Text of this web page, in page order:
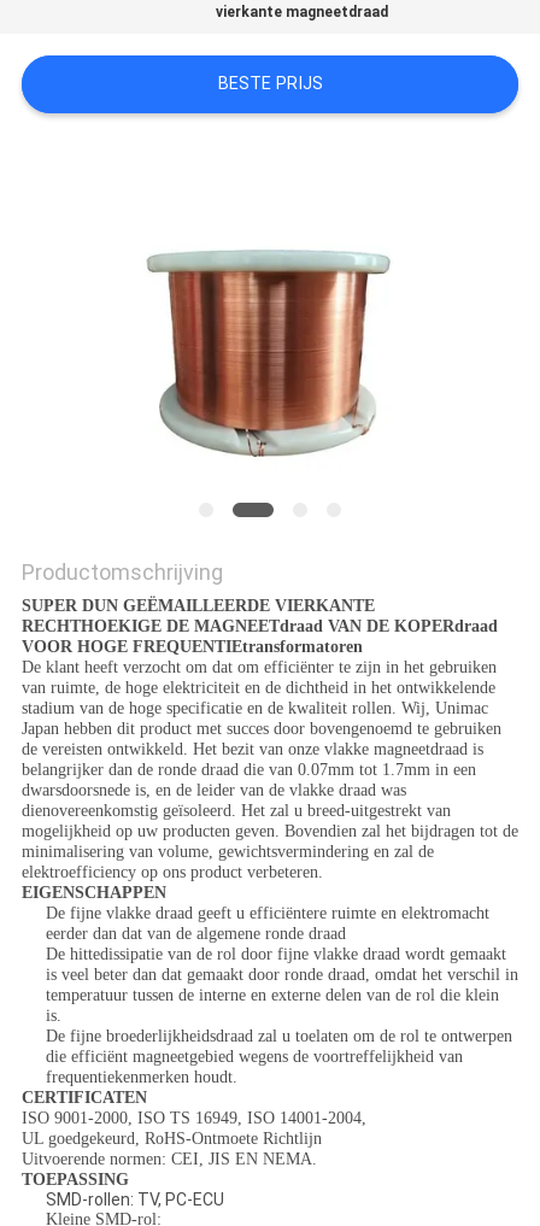
SITEMAP
PRIVACY
vierkante magneetdraad
BESTE PRIJS
Productomschrijving
SUPER DUN GEËMAILLEERDE VIERKANTE
RECHTHOEKIGE DE MAGNEETdraad VAN DE KOPERdraad
VOOR HOGE FREQUENTIEtransformatoren
De klant heeft verzocht om dat om efficiënter te zijn in het gebruiken
van ruimte, de hoge elektriciteit en de dichtheid in het ontwikkelende
stadium van de hoge specificatie en de kwaliteit rollen. Wij, Unimac
Japan hebben dit product met succes door bovengenoemd te gebruiken
de vereisten ontwikkeld. Het bezit van onze vlakke magneetdraad is
belangrijker dan de ronde draad die van 0.07mm tot 1.7mm in een
dwarsdoorsnede is, en de leider van de vlakke draad was
dienovereenkomstig geïsoleerd. Het zal u breed-uitgestrekt van
mogelijkheid op uw producten geven. Bovendien zal het bijdragen tot de
minimalisering van volume, gewichtsvermindering en zal de
elektroefficiency op ons product verbeteren.
EIGENSCHAPPEN
De fijne vlakke draad geeft u efficiëntere ruimte en elektromacht
eerder dan dat van de algemene ronde draad
De hittedissipatie van de rol door fijne vlakke draad wordt gemaakt
is veel beter dan dat gemaakt door ronde draad, omdat het verschil in
temperatuur tussen de interne en externe delen van de rol die klein
is.
De fijne broederlijkheidsdraad zal u toelaten om de rol te ontwerpen
die efficiënt magneetgebied wegens de voortreffelijkheid van
frequentiekenmerken houdt.
CERTIFICATEN
ISO 9001-2000, ISO TS 16949, ISO 14001-2004,
UL goedgekeurd, RoHS-Ontmoete Richtlijn
Uitvoerende normen: CEI, JIS EN NEMA.
TOEPASSING
SMD-rollen: TV, PC-ECU
Kleine SMD-rol: